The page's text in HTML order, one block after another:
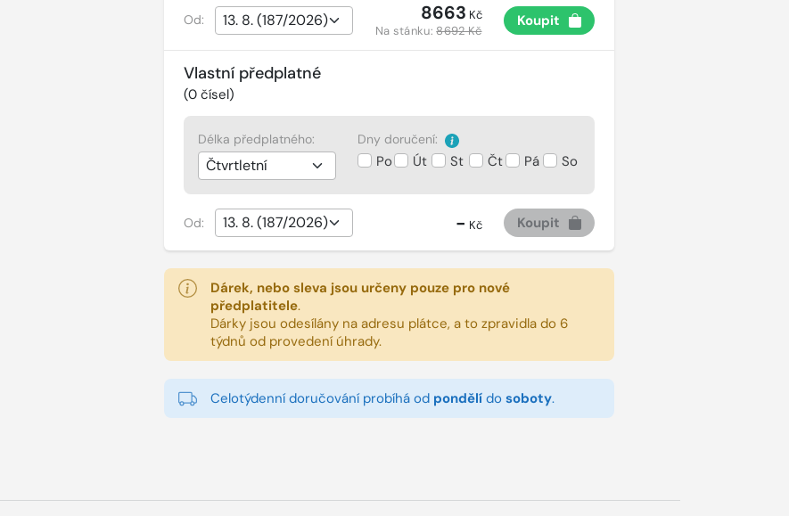
Od: 8663 Kč
Na stánku:8692 Kč
Koupit
Vlastní předplatné
(0čísel)
Délka předplatného: Dny doručení:
Po Út St Čt Pá So
Od: - Kč Koupit
Dárek, nebo sleva jsou určeny pouze pro nové
předplatitele.
Dárky jsou odesílány na adresu plátce, a to zpravidla do 6
týdnů od provedení úhrady.
Celotýdenní doručování probíhá od pondělído soboty.